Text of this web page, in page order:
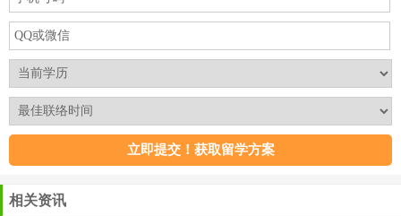
相关资讯